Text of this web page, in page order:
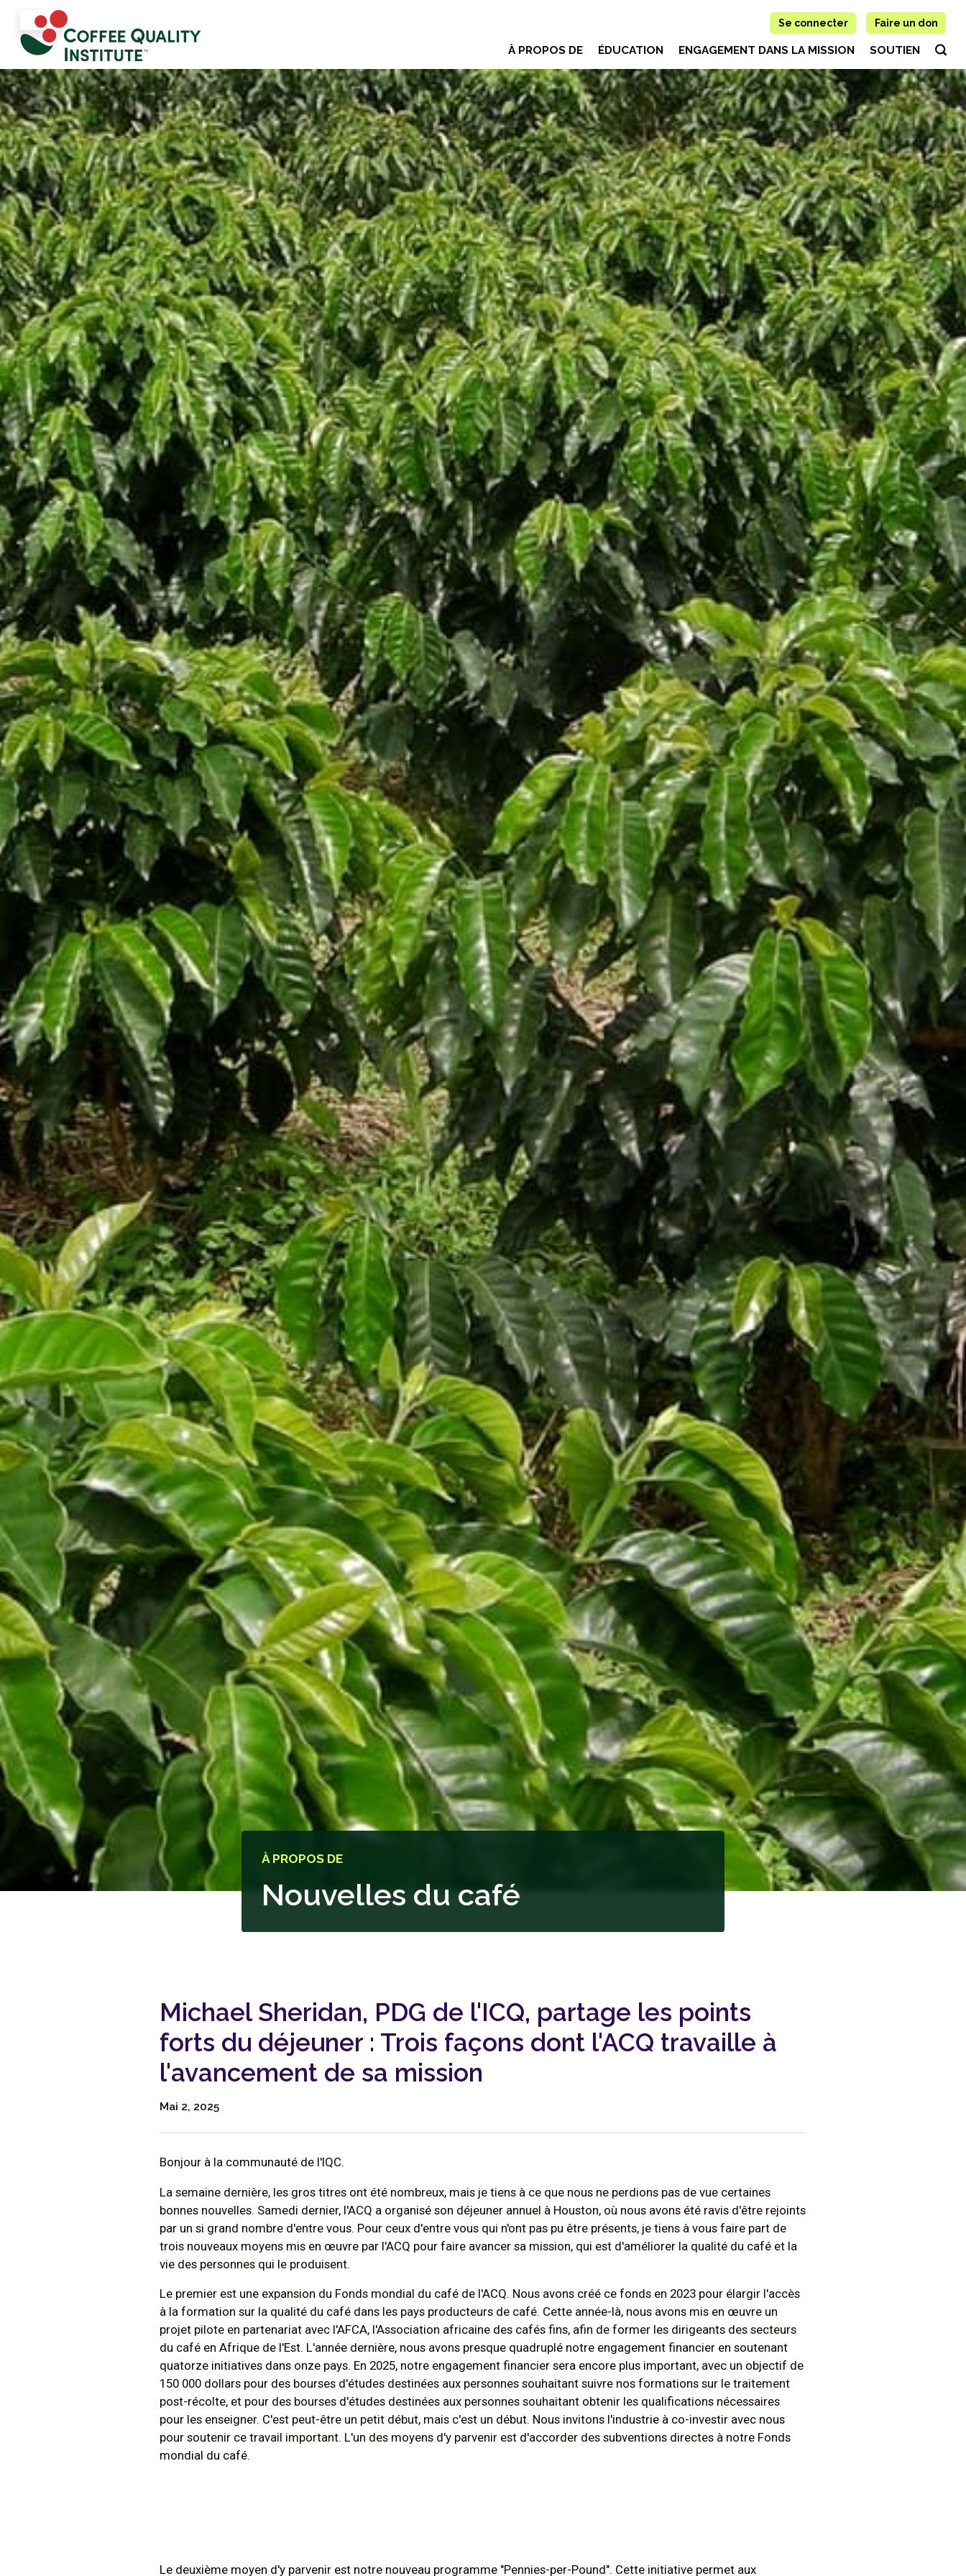
Se connecter Faire un don
À PROPOS DE ÉDUCATION ENGAGEMENT DANS LA MISSION SOUTIEN 
À PROPOS DE
Nouvelles du café
Michael Sheridan, PDG de l'ICQ, partage les points
forts du déjeuner : Trois façons dont l'ACQ travaille à
l'avancement de sa mission
Mai 2, 2025
Bonjour à la communauté de l'IQC.
La semaine dernière, les gros titres ont été nombreux, mais je tiens à ce que nous ne perdions pas de vue certaines
bonnes nouvelles. Samedi dernier, l'ACQ a organisé son déjeuner annuel à Houston, où nous avons été ravis d'être rejoints
par un si grand nombre d'entre vous. Pour ceux d'entre vous qui n'ont pas pu être présents, je tiens à vous faire part de
trois nouveaux moyens mis en œuvre par l'ACQ pour faire avancer sa mission, qui est d'améliorer la qualité du café et la
vie des personnes qui le produisent.
Le premier est une expansion du Fonds mondial du café de l'ACQ. Nous avons créé ce fonds en 2023 pour élargir l'accès
à la formation sur la qualité du café dans les pays producteurs de café. Cette année-là, nous avons mis en œuvre un
projet pilote en partenariat avec l'AFCA, l'Association africaine des cafés fins, afin de former les dirigeants des secteurs
du café en Afrique de l'Est. L'année dernière, nous avons presque quadruplé notre engagement financier en soutenant
quatorze initiatives dans onze pays. En 2025, notre engagement financier sera encore plus important, avec un objectif de
150 000 dollars pour des bourses d'études destinées aux personnes souhaitant suivre nos formations sur le traitement
post-récolte, et pour des bourses d'études destinées aux personnes souhaitant obtenir les qualifications nécessaires
pour les enseigner. C'est peut-être un petit début, mais c'est un début. Nous invitons l'industrie à co-investir avec nous
pour soutenir ce travail important. L'un des moyens d'y parvenir est d'accorder des subventions directes à notre Fonds
mondial du café.
Le deuxième moyen d'y parvenir est notre nouveau programme "Pennies-per-Pound". Cette initiative permet aux